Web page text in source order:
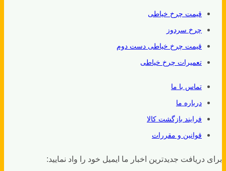
قیمت چرخ خیاطی
چرخ سردوز
قیمت چرخ خیاطی دست دوم
تعمیرات چرخ خیاطی
تماس با ما
درباره ما
فرایند بازگشت کالا
قوانین و مقررات
برای دریافت جدیدترین اخبار ما ایمیل خود را واد نمایید: